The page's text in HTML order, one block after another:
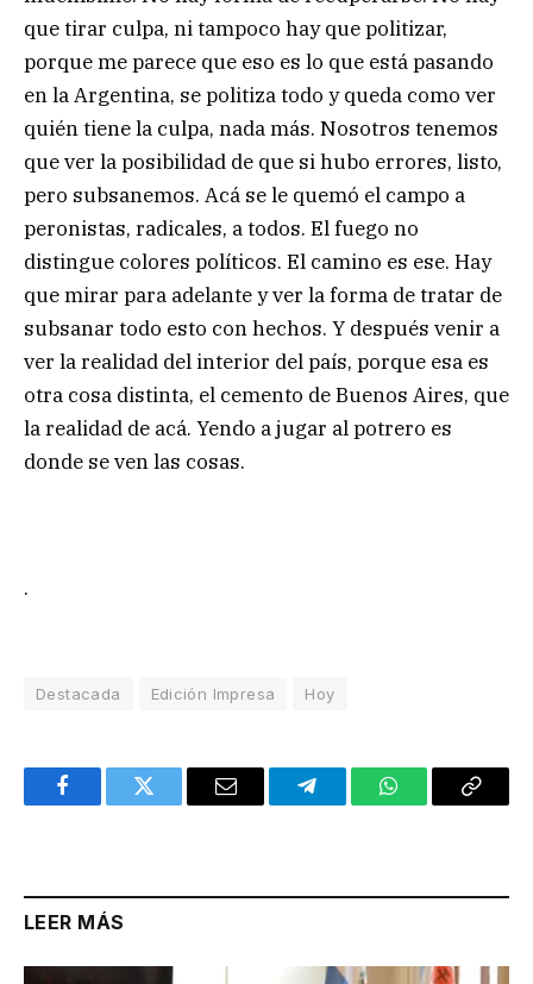
que tirar culpa, ni tampoco hay que politizar,
porque me parece que eso es lo que está pasando
en la Argentina, se politiza todo y queda como ver
quién tiene la culpa, nada más. Nosotros tenemos
que ver la posibilidad de que si hubo errores, listo,
pero subsanemos. Acá se le quemó el campo a
peronistas, radicales, a todos. El fuego no
distingue colores políticos. El camino es ese. Hay
que mirar para adelante y ver la forma de tratar de
subsanar todo esto con hechos. Y después venir a
ver la realidad del interior del país, porque esa es
otra cosa distinta, el cemento de Buenos Aires, que
la realidad de acá. Yendo a jugar al potrero es
donde se ven las cosas.
.
Destacada Edición Impresa Hoy
FacebookTwitter Email TelegramWhatsAppCopy
LEER MÁS